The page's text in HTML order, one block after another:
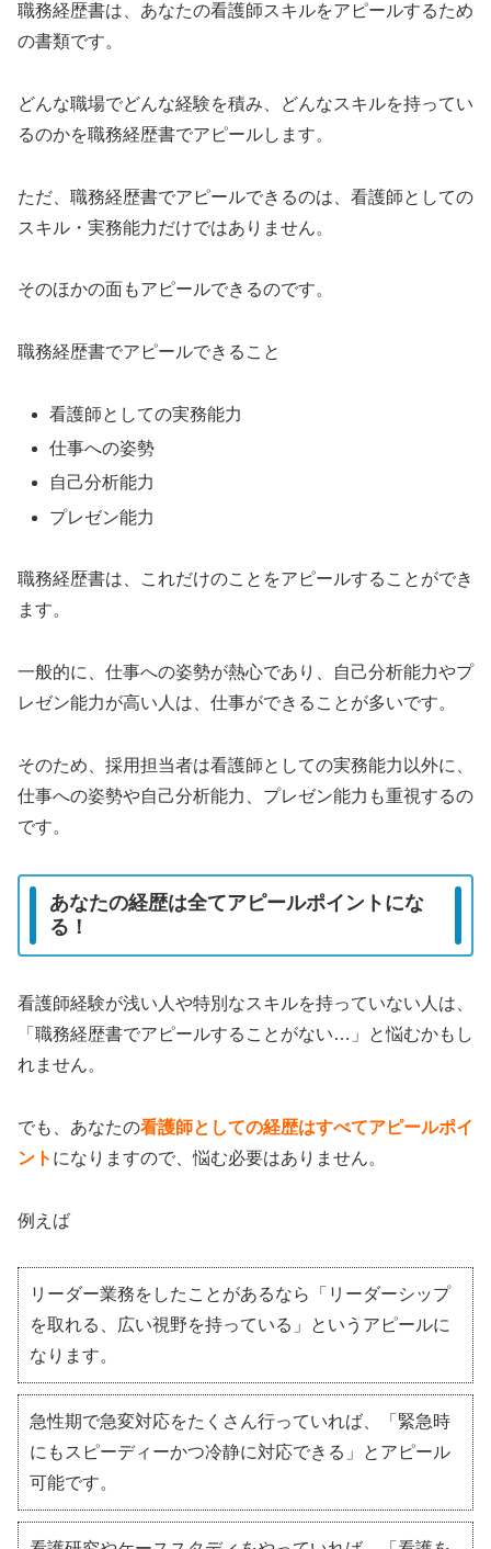
職務経歴書は、あなたの看護師スキルをアピールするため
の書類です。
どんな職場でどんな経験を積み、どんなスキルを持ってい
るのかを職務経歴書でアピールします。
ただ、職務経歴書でアピールできるのは、看護師としての
スキル・実務能力だけではありません。
そのほかの面もアピールできるのです。
職務経歴書でアピールできること
看護師としての実務能力
仕事への姿勢
自己分析能力
プレゼン能力
職務経歴書は、これだけのことをアピールすることができ
ます。
一般的に、仕事への姿勢が熱心であり、自己分析能力やプ
レゼン能力が高い人は、仕事ができることが多いです。
そのため、採用担当者は看護師としての実務能力以外に、
仕事への姿勢や自己分析能力、プレゼン能力も重視するの
です。
あなたの経歴は全てアピールポイントにな
る！
看護師経験が浅い人や特別なスキルを持っていない人は、
「職務経歴書でアピールすることがない…」と悩むかもし
れません。
でも、あなたの看護師としての経歴はすべてアピールポイ
ント になりますので、悩む必要はありません。
例えば
リーダー業務をしたことがあるなら「リーダーシップ
を取れる、広い視野を持っている」というアピールに
なります。
急性期で急変対応をたくさん行っていれば、「緊急時
にもスピーディーかつ冷静に対応できる」とアピール
可能です。